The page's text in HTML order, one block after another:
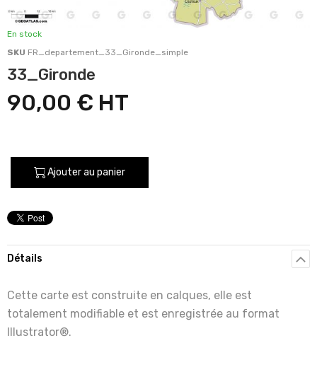
En stock
SKU FR_departement_33_Gironde_simple
33_Gironde
90,00 €
Ajouter au panier
Détails
Cette carte est construite en calques, elle est
totalement modifiable et est enregistrée au format
Illustrator®.